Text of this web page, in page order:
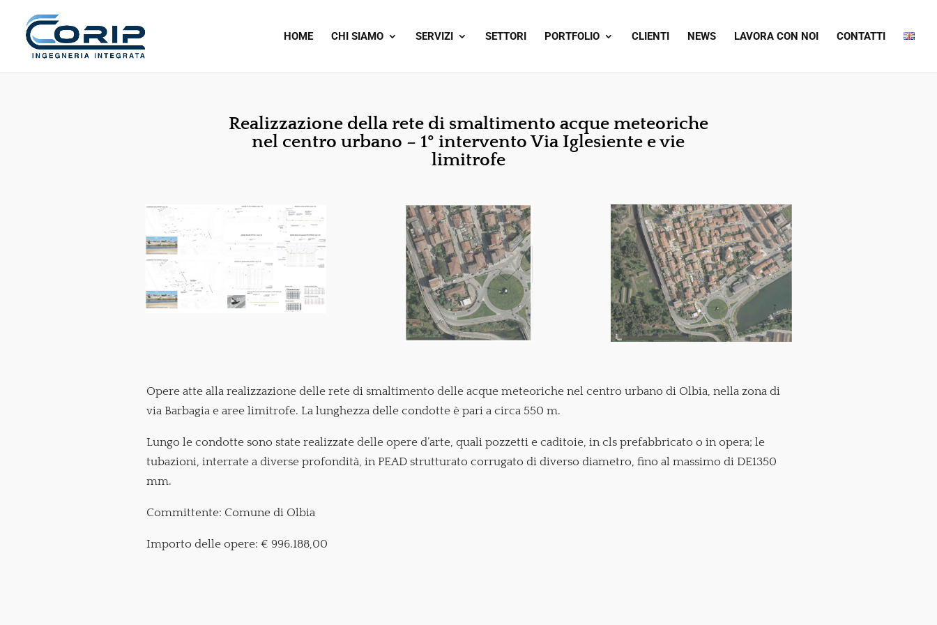
HOME CHI SIAMO SERVIZI SETTORI PORTFOLIO CLIENTI NEWS LAVORA CON NOI CONTATTI
Realizzazione della rete di smaltimento acque meteoriche
nel centro urbano – 1° intervento Via Iglesiente e vie
limitrofe
Opere atte alla realizzazione delle rete di smaltimento delle acque meteoriche nel centro urbano di Olbia, nella zona di
via Barbagia e aree limitrofe. La lunghezza delle condotte è pari a circa 550 m.
Lungo le condotte sono state realizzate delle opere d’arte, quali pozzetti e caditoie, in cls prefabbricato o in opera; le
tubazioni, interrate a diverse profondità, in PEAD strutturato corrugato di diverso diametro, fino al massimo di DE1350
mm.
Committente: Comune di Olbia
Importo delle opere: € 996.188,00